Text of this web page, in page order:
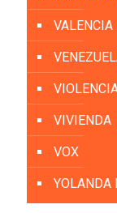
VALENCIA
VIVIENDA
VOX
YOLANDA